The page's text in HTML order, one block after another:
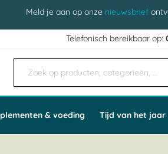
Meld je aan op onze nieuwsbrief
Telefonisch bereikbaar op:
& voeding Tijd van het jaar